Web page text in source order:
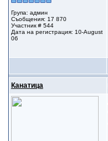
Група: админ
Съобщения: 17 870
Участник # 544
Дата на регистрация: 10-August
06
Канатица